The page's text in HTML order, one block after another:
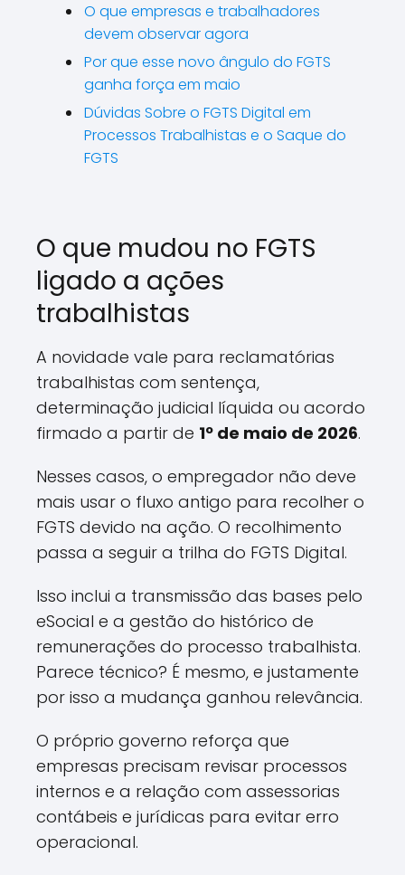
O que empresas e trabalhadores
devem observar agora
Por que esse novo ângulo do FGTS
ganha força em maio
Dúvidas Sobre o FGTS Digital em
Processos Trabalhistas e o Saque do
FGTS
O que mudou no FGTS
ligado a ações
trabalhistas
A novidade vale para reclamatórias
trabalhistas com sentença,
determinação judicial líquida ou acordo
firmado a partir de 1º de maio de 2026.
Nesses casos, o empregador não deve
mais usar o fluxo antigo para recolher o
FGTS devido na ação. O recolhimento
passa a seguir a trilha do FGTS Digital.
Isso inclui a transmissão das bases pelo
eSocial e a gestão do histórico de
remunerações do processo trabalhista.
Parece técnico? É mesmo, e justamente
por isso a mudança ganhou relevância.
O próprio governo reforça que
empresas precisam revisar processos
internos e a relação com assessorias
contábeis e jurídicas para evitar erro
operacional.